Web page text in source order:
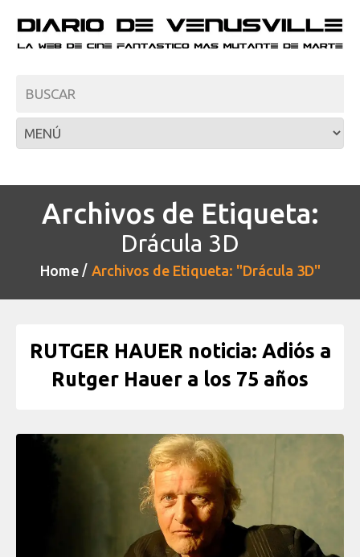
Archivos de Etiqueta:
Drácula 3D
Home Archivos de Etiqueta: "Drácula 3D"
RUTGER HAUER noticia: Adiós a
Rutger Hauer a los 75 años